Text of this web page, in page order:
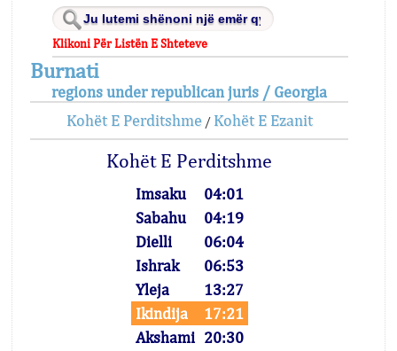
Klikoni Për Listën E Shteteve
Burnati
regions under republican juris / Georgia
Kohët E Perditshme/ Kohët E Ezanit
Kohët E Perditshme
Imsaku
04:01
Sabahu
04:19
Dielli
06:04
Ishrak
06:53
Yleja
13:27
Ikindija
17:21
Akshami 20:30